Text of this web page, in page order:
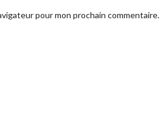
pour mon prochain commentaire.